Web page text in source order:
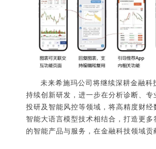
未来希施玛公司将继续深耕金融科
持续创新研发，进一步在分析诊断、专
投研及智能风控等领域，将高精度财经
智能大语言模型技术相结合，打造更多
的智能产品与服务，在金融科技领域贡